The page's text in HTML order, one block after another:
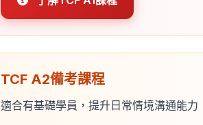
TCF A2備考課程
適合有基礎學員，提升日常情境溝通能力